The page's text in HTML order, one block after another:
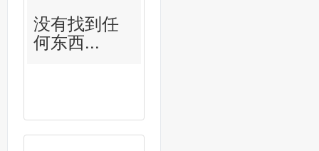
没有找到任
何东西...